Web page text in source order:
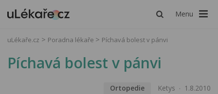
Menu
uLékaře.cz Poradna lékaře Píchavá bolest v pánvi
Píchavá bolest v pánvi
Ortopedie Ketys 1.8.2010